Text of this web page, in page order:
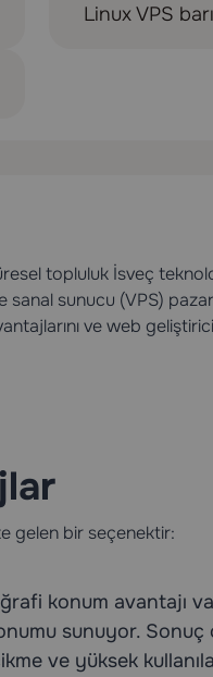
Linux VPS
topluluk İsveç
sunucu (VPS)
ve web
gelen bir seçenektir:
konum avantajı
sunuyor. Sonuç
ve yüksek